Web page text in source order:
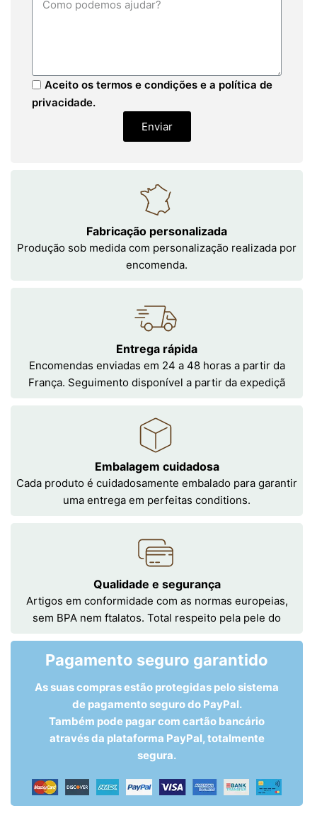
Aceito os termos e condições e a política de
privacidade.
Enviar
Fabricação personalizada
Produção sob medida com personalização realizada por
encomenda.
Entrega rápida
Encomendas enviadas em 24 a 48 horas a partir da
França. Seguimento disponível a partir da expediçã
Embalagem cuidadosa
Cada produto é cuidadosamente embalado para garantir
uma entrega em perfeitas conditions.
Qualidade e segurança
Artigos em conformidade com as normas europeias,
sem BPA nem ftalatos. Total respeito pela pele do
Pagamento seguro garantido
As suas compras estão protegidas pelo sistema
de pagamento seguro do PayPal.
Também pode pagar com cartão bancário
através da plataforma PayPal, totalmente
segura.